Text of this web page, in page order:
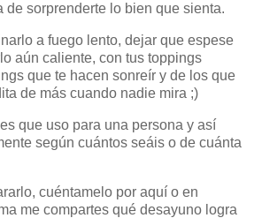
de sorprenderte lo bien que sienta.
a fuego lento, dejar que espese
aún caliente, con tus toppings
que te hacen sonreír y de los que
de más cuando nadie mira ;)
que uso para una persona y así
según cuántos seáis o de cuánta
cuéntamelo por aquí o en
me compartes qué desayuno logra